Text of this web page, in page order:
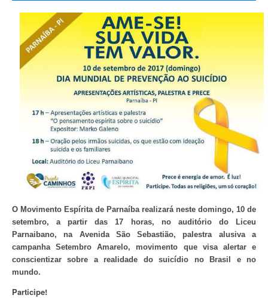
O Movimento Espírita de Parnaíba realizará neste domingo, 10 de
setembro, a partir das 17 horas, no auditório do Liceu
Parnaibano, na Avenida São Sebastião, palestra alusiva a
campanha Setembro Amarelo, movimento que visa alertar e
conscientizar sobre a realidade do suicídio no Brasil e no
mundo.
Participe!